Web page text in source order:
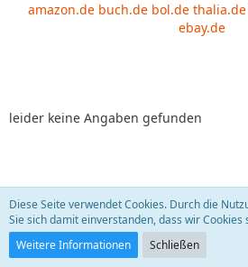
amazon.de buch.de bol.de thalia.de
ebay.de
leider keine Angaben gefunden
Leben, die Zweite. Krebs - eine
Regie!?
sauberfrau 22. September 2009
Diese Seite verwendet Cookies. Durch die
Sie sich damit einverstanden, dass wir Cookies
Weitere Informationen
Schließen